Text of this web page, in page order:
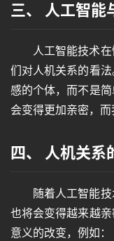
页
语
言
三、 人工智能
人工智能技术
们对人机关系的看
感的个体，而不是
会变得更加亲密，而
四、 人机关系
随着人工智能
也将会变得越来越
意义的改变，例如：